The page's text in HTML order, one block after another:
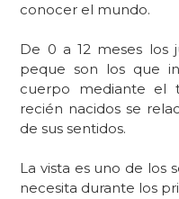
conocer el mundo.
De 0 a 12 meses los
peque son los que
cuerpo mediante el
recién nacidos se
de sus sentidos.
La vista es uno de los
necesita durante los